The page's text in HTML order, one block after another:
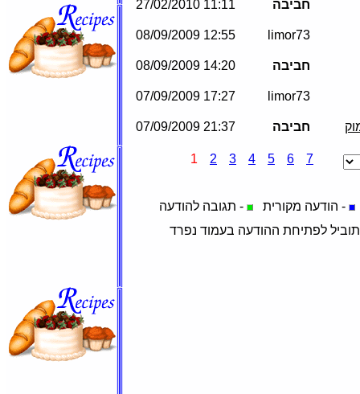
חביבה 11:11 27/02/2010
limor73
12:55 08/09/2009
חביבה 14:20 08/09/2009
limor73
17:27 07/09/2009
חביבה 21:37 07/09/2009
7
6
5
4
3
2
1
- הודעה מקורית
- תגובה להודעה
לפתיחת ההודעה בעמוד נפרד